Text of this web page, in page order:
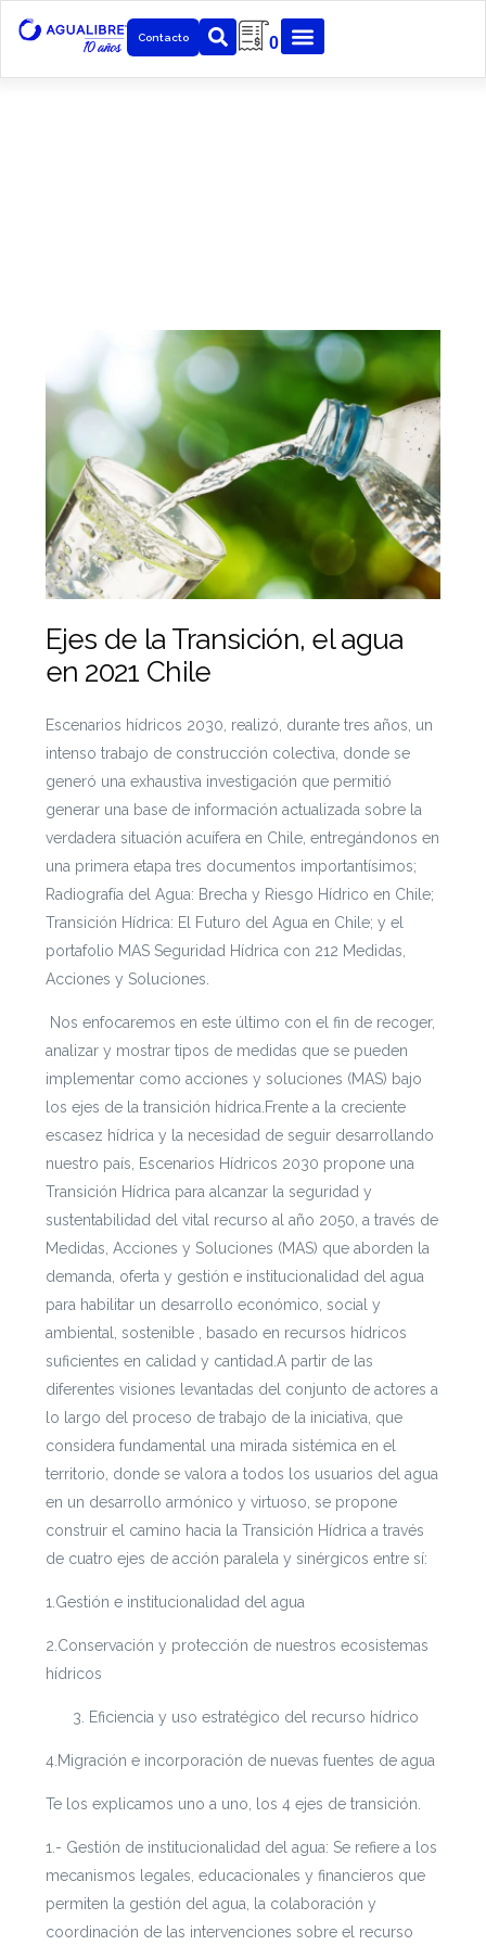
Contacto 0
Ejes de la Transición, el agua
en 2021 Chile
Escenarios hídricos 2030, realizó, durante tres años, un
intenso trabajo de construcción colectiva, donde se
generó una exhaustiva investigación que permitió
generar una base de información actualizada sobre la
verdadera situación acuífera en Chile, entregándonos en
una primera etapa tres documentos importantísimos;
Radiografía del Agua: Brecha y Riesgo Hídrico en Chile;
Transición Hídrica: El Futuro del Agua en Chile; y el
portafolio MAS Seguridad Hídrica con 212 Medidas,
Acciones y Soluciones.
Nos enfocaremos en este último con el fin de recoger,
analizar y mostrar tipos de medidas que se pueden
implementar como acciones y soluciones (MAS) bajo
los ejes de la transición hídrica. Frente a la creciente
escasez hídrica y la necesidad de seguir desarrollando
nuestro país, Escenarios Hídricos 2030 propone una
Transición Hídrica para alcanzar la seguridad y
sustentabilidad del vital recurso al año 2050, a través de
Medidas, Acciones y Soluciones (MAS) que aborden la
demanda, oferta y gestión e institucionalidad del agua
para habilitar un desarrollo económico, social y
ambiental, sostenible , basado en recursos hídricos
suficientes en calidad y cantidad. A partir de las
diferentes visiones levantadas del conjunto de actores a
lo largo del proceso de trabajo de la iniciativa, que
considera fundamental una mirada sistémica en el
territorio, donde se valora a todos los usuarios del agua
en un desarrollo armónico y virtuoso, se propone
construir el camino hacia la Transición Hídrica a través
de cuatro ejes de acción paralela y sinérgicos entre sí:
1.Gestión e institucionalidad del agua
2.Conservación y protección de nuestros ecosistemas
hídricos
Eficiencia y uso estratégico del recurso hídrico
4.Migración e incorporación de nuevas fuentes de agua
Te los explicamos uno a uno, los 4 ejes de transición.
1.- Gestión de institucionalidad del agua: Se refiere a los
mecanismos legales, educacionales y financieros que
permiten la gestión del agua, la colaboración y
coordinación de las intervenciones sobre el recurso